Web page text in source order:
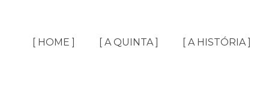
[ HOME ] [ A QUINTA ] [ A HISTÓRIA ]